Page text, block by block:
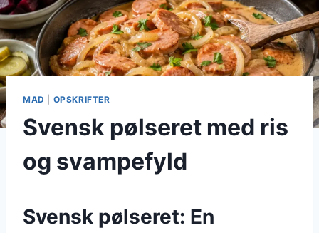
MAD OPSKRIFTER
Svensk pølseret med ris
og svampefyld
Svensk pølseret: En